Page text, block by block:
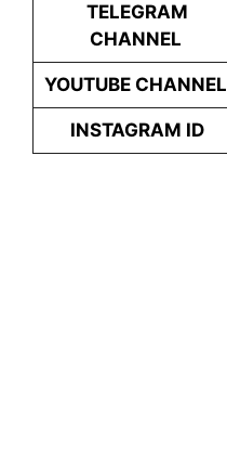
TELEGRAM
CHANNEL
YOUTUBE CHANNEL
INSTAGRAM ID